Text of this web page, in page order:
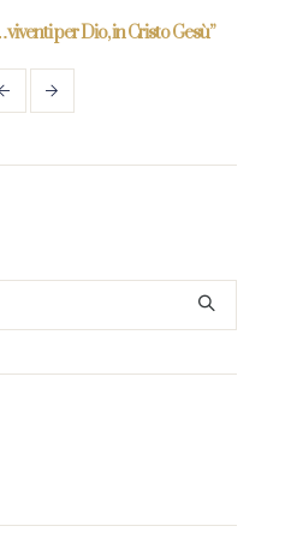
per Dio, in Cristo Gesù”